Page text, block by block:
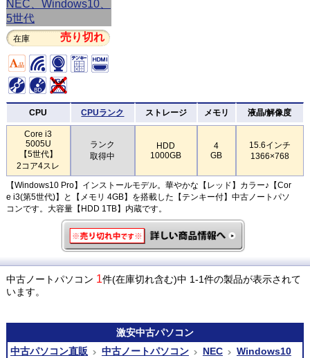
在庫 売り切れ
CPU CPUランク ストレージ メモリ 液晶/解像度
Core i3
5005U
【5世代】
2コア4スレ
ランク
取得中
HDD
1000GB
4
GB
15.6インチ
1366×768
【Windows10 Pro】インストールモデル。華やかな【レッド】カラー♪【Cor
e i3(第5世代)】と【メモリ 4GB】を搭載した【テンキー付】中古ノートパソ
コンです。大容量【HDD 1TB】内蔵です。
中古ノートパソコン 1件(在庫切れ含む)中 1-1件の製品が表示されて
います。
激安中古パソコン
中古パソコン直販
中古ノートパソコン NEC Windows10